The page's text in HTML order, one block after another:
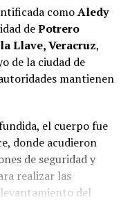
comoAledy
dePotrero
Llave, Veracruz,
de la ciudad de
mantienen
el cuerpo fue
donde acudieron
de seguridad y
realizar las
del